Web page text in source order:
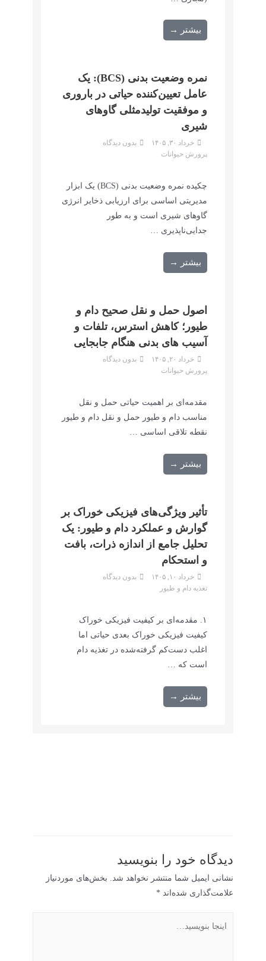
بیشتر →
نمره وضعیت بدنی (BCS): یک
عامل تعیین‌کننده حیاتی در باروری
و موفقیت تولیدمثلی گاوهای
شیری
خرداد ۳۰, ۱۴۰۵
بدون دیدگاه
پرورش حیوانات
چکیده نمره وضعیت بدنی (BCS) یک ابزار
مدیریتی اساسی برای ارزیابی ذخایر انرژی
گاوهای شیری است و به طور
جدایی‌ناپذیری …
بیشتر →
اصول حمل و نقل صحیح دام و
طیور؛ کاهش استرس، تلفات و
آسیب های بدنی هنگام جابجایی
خرداد ۲۰, ۱۴۰۵
بدون دیدگاه
پرورش حیوانات
مقدمه‌ای بر اهمیت حیاتی حمل و نقل
مناسب دام و طیور حمل و نقل دام و طیور
نقطه تلاقی اساسی …
بیشتر →
تأثیر ویژگی‌های فیزیکی خوراک بر
گوارش و عملکرد دام و طیور: یک
تحلیل جامع از اندازه ذرات، بافت
و استحکام
خرداد ۱۰, ۱۴۰۵
بدون دیدگاه
تغذیه دام و طیور
۱. مقدمه‌ای بر کیفیت فیزیکی خوراک
کیفیت فیزیکی خوراک بعدی حیاتی اما
اغلب دست‌کم گرفته‌شده در تغذیه دام
است که …
بیشتر →
دیدگاه‌ خود را بنویسید
نشانی ایمیل شما منتشر نخواهد شد.
بخش‌های موردنیاز
علامت‌گذاری شده‌اند *